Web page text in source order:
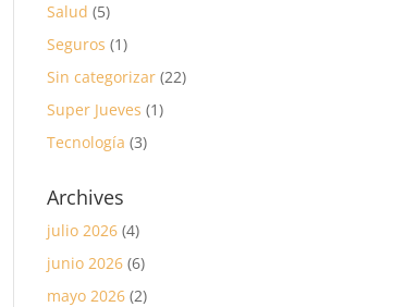
Salud (5)
Seguros (1)
Sin categorizar (22)
Super Jueves (1)
Tecnología (3)
Archives
julio 2026 (4)
junio 2026 (6)
mayo 2026 (2)